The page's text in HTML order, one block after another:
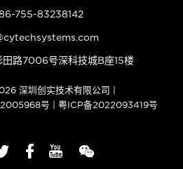
755-83238142
田路7006号深科技城B座15楼
深圳创实技术有限公司 |
号 | 粤ICP备2022093419号